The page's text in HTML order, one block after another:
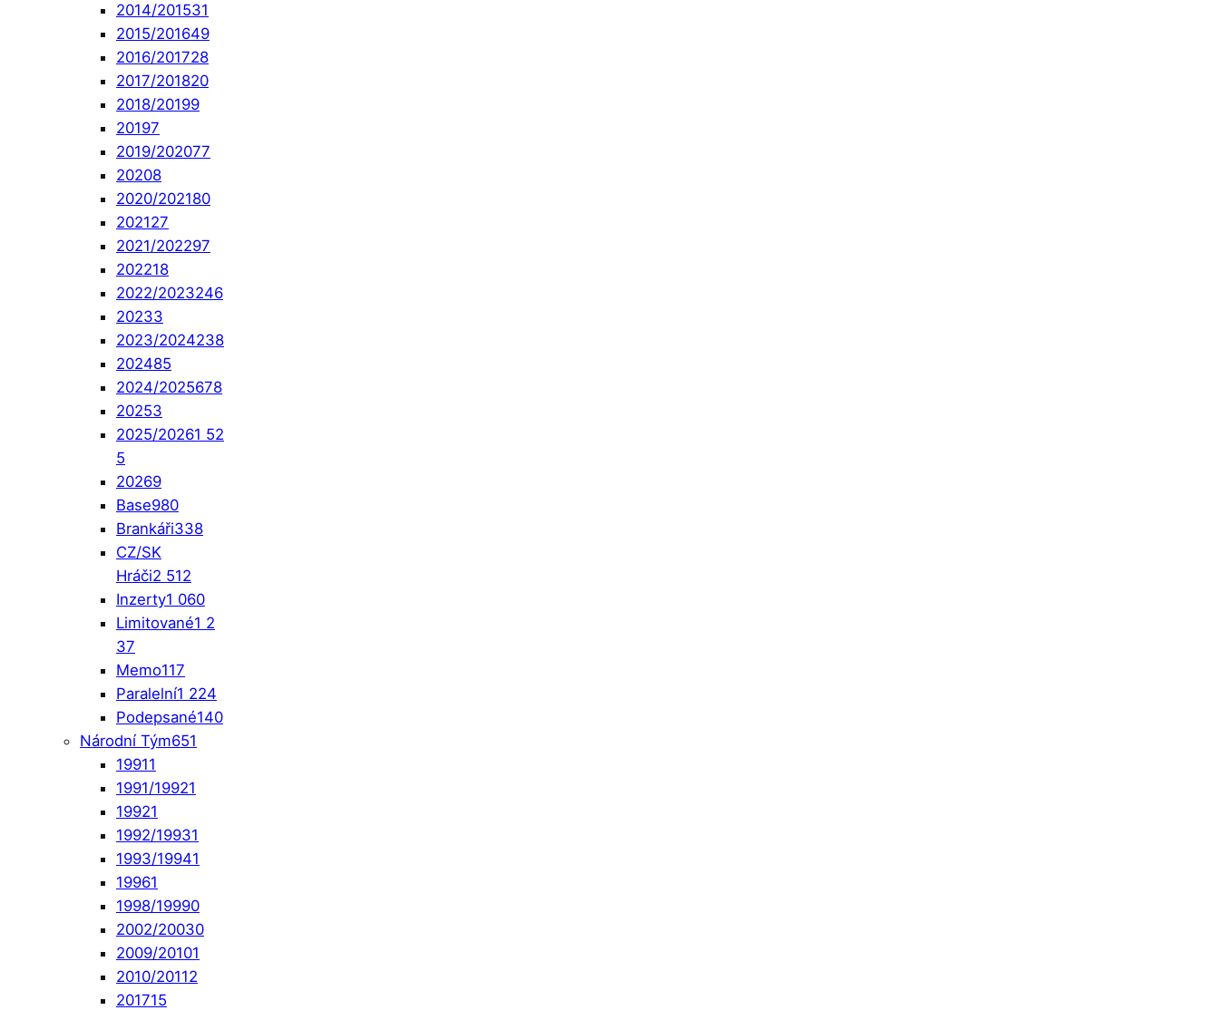
2014/201531
2015/201649
2016/201728
2017/201820
2018/20199
20197
2019/202077
20208
2020/202180
202127
2021/202297
202218
2022/2023246
20233
2023/2024238
202485
2024/2025678
20253
2025/20261 52
5
20269
Base980
Brankáři338
CZ/SK
Hráči2 512
Inzerty1 060
Limitované1 2
37
Memo117
Paralelní1 224
Podepsané140
Národní Tým651
19911
1991/19921
19921
1992/19931
1993/19941
19961
1998/19990
2002/20030
2009/20101
2010/20112
201715